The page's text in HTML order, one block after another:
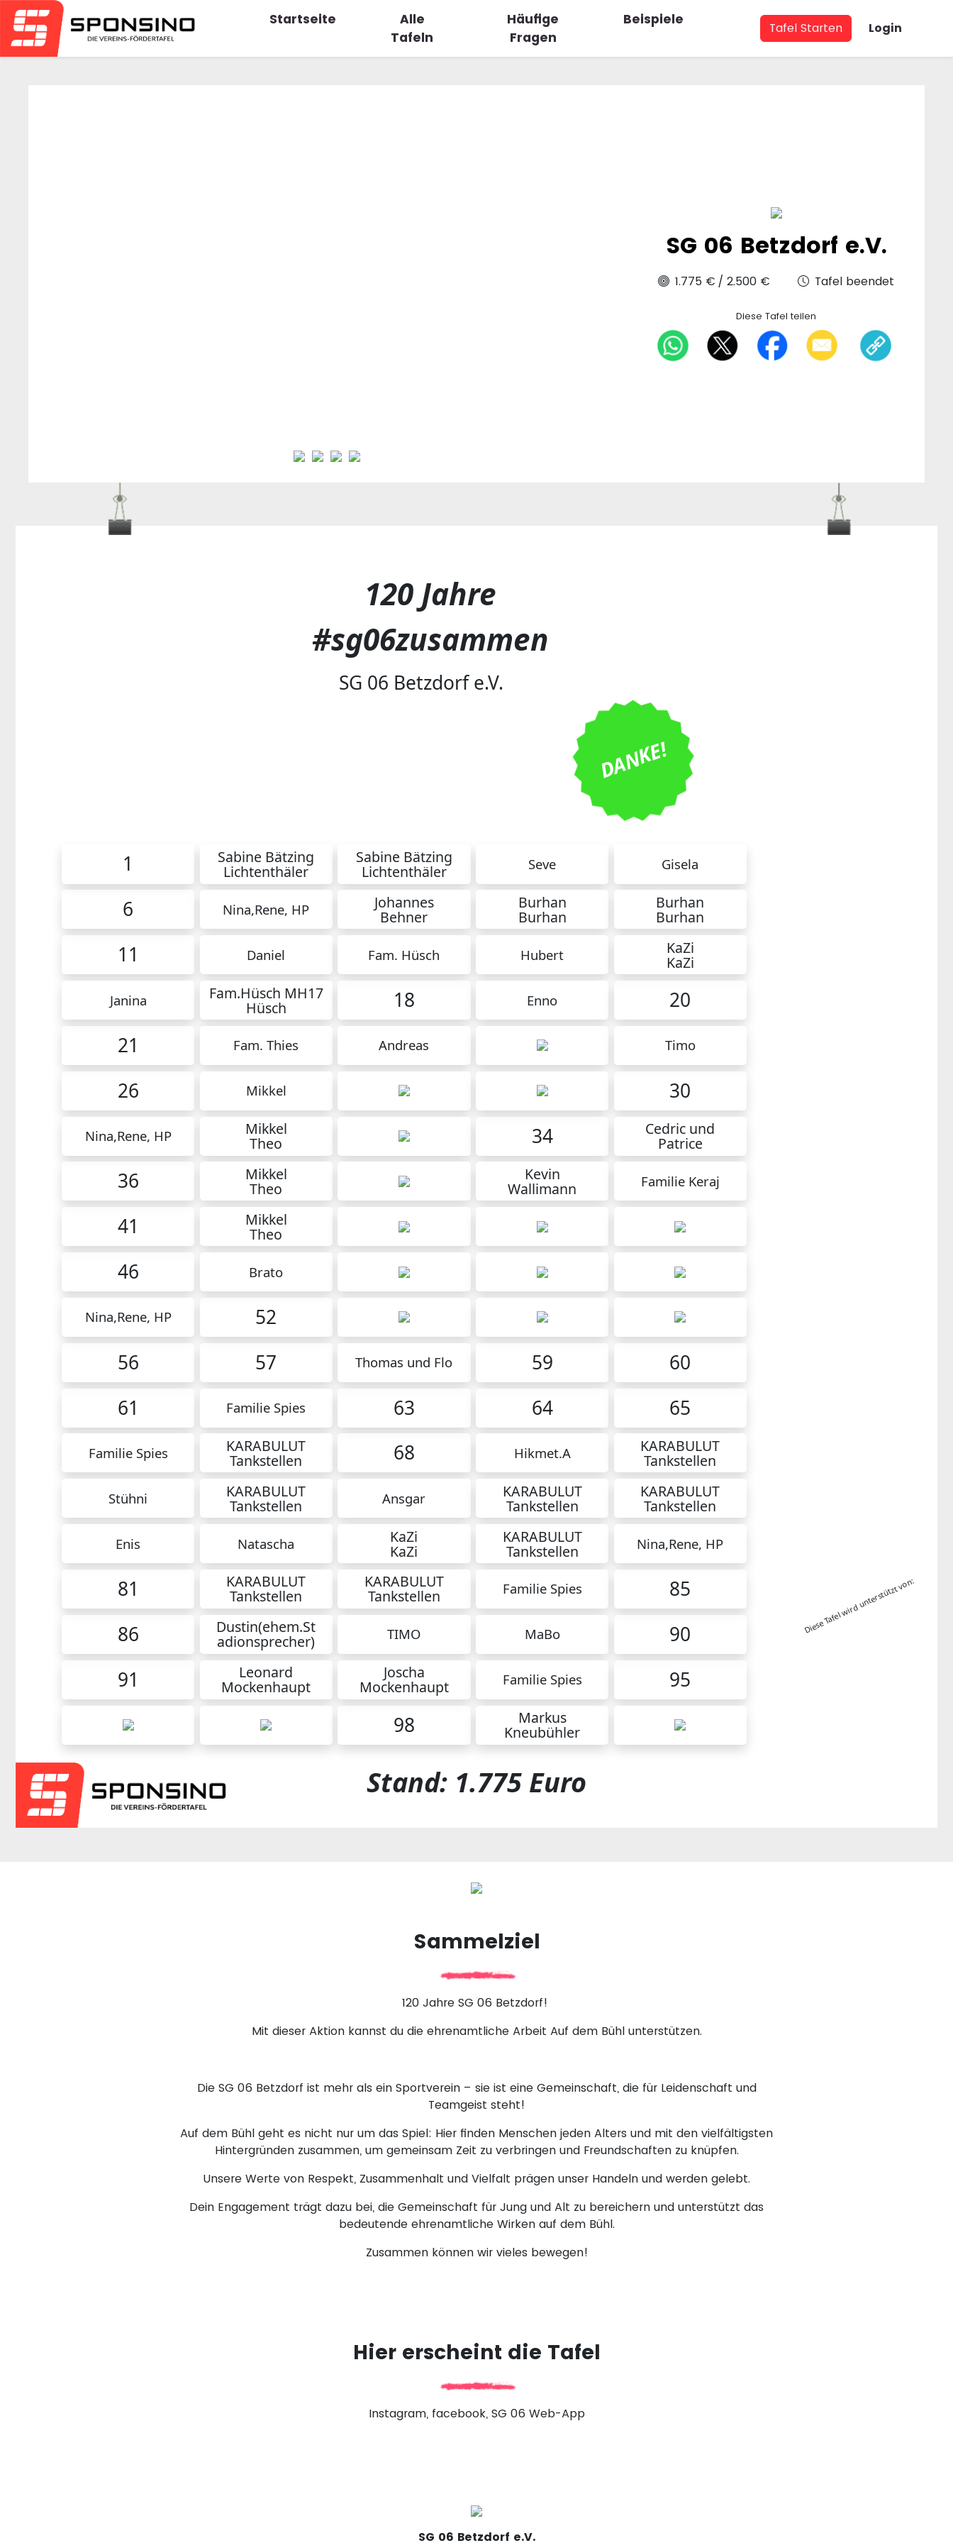
Startseite
Alle
Tafeln
Häufige
Fragen
Beispiele
Tafel Starten Login
SG 06 Betzdorf e.V.
1.775 € / 2.500 € Tafel beendet
Diese Tafel teilen
DANKE!
120 Jahre
#sg06zusammen
SG 06 Betzdorf e.V.
1 Sabine Bätzing
Lichtenthäler
Sabine Bätzing
Lichtenthäler Seve Gisela
6 Nina,Rene, HP Johannes
Behner
Burhan
Burhan
Burhan
Burhan
11 Daniel Fam. Hüsch Hubert KaZi
KaZi
Janina Fam.Hüsch MH17
Hüsch 18 Enno
20
21
Fam. Thies Andreas Timo
26 Mikkel 30
Nina,Rene, HP Mikkel
Theo 34 Cedric und
Patrice
36 Mikkel
Theo
Kevin
Wallimann Familie Keraj
41 Mikkel
Theo
46 Brato
Nina,Rene, HP
52
56
57 Thomas und Flo 59
60
61
Familie Spies 63 64 65
Familie Spies KARABULUT
Tankstellen 68 Hikmet.A KARABULUT
Tankstellen
Stühni KARABULUT
Tankstellen Ansgar KARABULUT
Tankstellen
KARABULUT
Tankstellen
Enis Natascha KaZi
KaZi
KARABULUT
Tankstellen Nina,Rene, HP
81 KARABULUT
Tankstellen
KARABULUT
Tankstellen Familie Spies
85
86
Dustin(ehem.St
adionsprecher) TIMO MaBo
90
91
Leonard
Mockenhaupt
Joscha
Mockenhaupt Familie Spies
95
98
Markus
Kneubühler
Diese Tafel wird unterstützt von:
Stand: 1.775 Euro
Sammelziel
120 Jahre SG 06 Betzdorf!
Mit dieser Aktion kannst du die ehrenamtliche Arbeit Auf dem Bühl unterstützen.
Die SG 06 Betzdorf ist mehr als ein Sportverein – sie ist eine Gemeinschaft, die für Leidenschaft und
Teamgeist steht!
Auf dem Bühl geht es nicht nur um das Spiel: Hier finden Menschen jeden Alters und mit den vielfältigsten
Hintergründen zusammen, um gemeinsam Zeit zu verbringen und Freundschaften zu knüpfen.
Unsere Werte von Respekt, Zusammenhalt und Vielfalt prägen unser Handeln und werden gelebt.
Dein Engagement trägt dazu bei, die Gemeinschaft für Jung und Alt zu bereichern und unterstützt das
bedeutende ehrenamtliche Wirken auf dem Bühl.
Zusammen können wir vieles bewegen!
Hier erscheint die Tafel
Instagram, facebook, SG 06 Web-App
SG 06 Betzdorf e.V.